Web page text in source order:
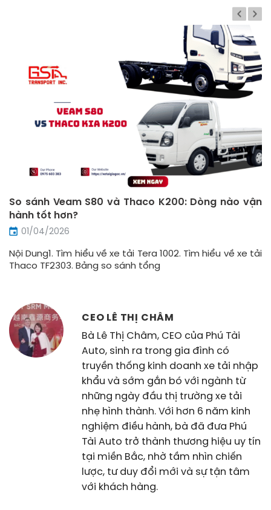
So sánh Veam S80 và Thaco K200: Dòng nào vận
hành tốt hơn?
01/04/2026
Nội Dung1. Tìm hiểu về xe tải Tera 1002. Tìm hiểu về xe tải
Thaco TF2303. Bảng so sánh tổng
CEO LÊ THỊ CHÂM
Bà Lê Thị Châm, CEO của Phú Tài
Auto, sinh ra trong gia đình có
truyền thống kinh doanh xe tải nhập
khẩu và sớm gắn bó với ngành từ
những ngày đầu thị trường xe tải
nhẹ hình thành. Với hơn 6 năm kinh
nghiệm điều hành, bà đã đưa Phú
Tài Auto trở thành thương hiệu uy tín
tại miền Bắc, nhờ tầm nhìn chiến
lược, tư duy đổi mới và sự tận tâm
với khách hàng.